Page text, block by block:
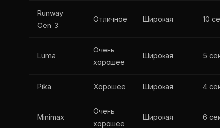
Runway
Gen-3
Отличное Широкая 10
Luma
Очень
хорошее
Широкая 5
Pika Хорошее Широкая 4
Minimax
Очень
хорошее
Широкая 6